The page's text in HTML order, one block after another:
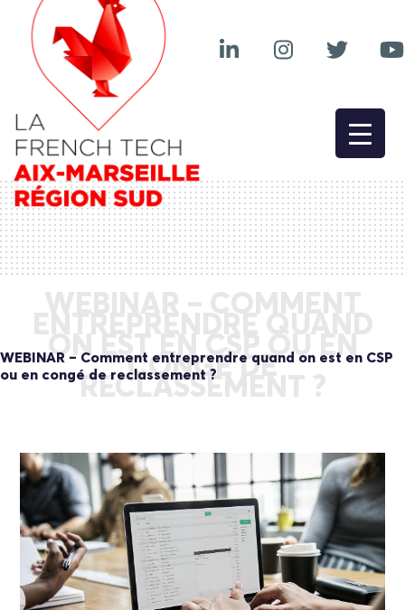
WEBINAR – COMMENT
ENTREPRENDRE QUAND
ON EST EN CSP OU EN
CONGÉ DE
RECLASSEMENT ?
WEBINAR – Comment entreprendre quand on est en CSP
ou en congé de reclassement ?